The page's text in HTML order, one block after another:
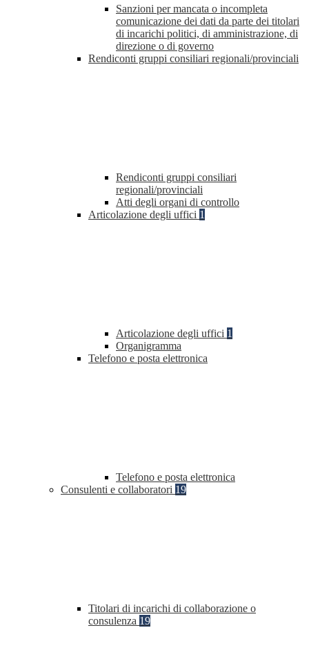
Sanzioni per mancata o incompleta
comunicazione dei dati da parte dei titolari
di incarichi politici, di amministrazione, di
direzione o di governo
Rendiconti gruppi consiliari regionali/provinciali
Rendiconti gruppi consiliari
regionali/provinciali
Atti degli organi di controllo
Articolazione degli uffici 1
Articolazione degli uffici 1
Organigramma
Telefono e posta elettronica
Telefono e posta elettronica
Consulenti e collaboratori 19
Titolari di incarichi di collaborazione o
consulenza 19